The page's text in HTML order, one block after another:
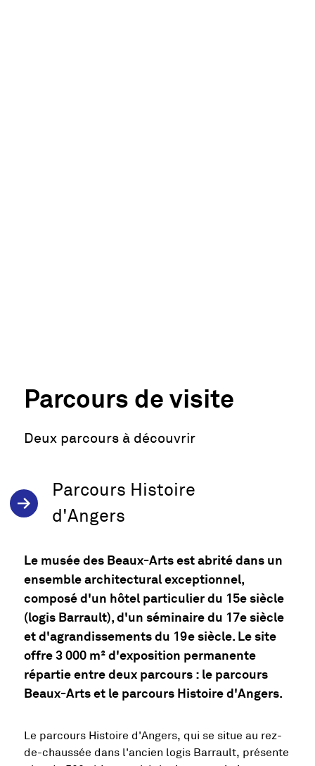
Parcours de visite
Deux parcours à découvrir
Parcours Histoire
d'Angers
Le musée des Beaux-Arts est abrité dans un
ensemble architectural exceptionnel,
composé d'un hôtel particulier du 15e siècle
(logis Barrault), d'un séminaire du 17e siècle
et d'agrandissements du 19e siècle. Le site
offre 3 000 m² d'exposition permanente
répartie entre deux parcours : le parcours
Beaux-Arts et le parcours Histoire d'Angers.
Le parcours Histoire d'Angers, qui se situe au rez-
de-chaussée dans l'ancien logis Barrault, présente